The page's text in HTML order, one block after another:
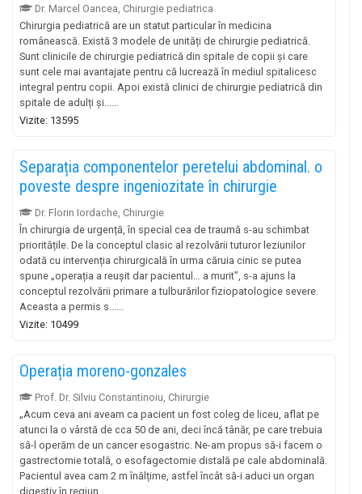
Dr. Marcel Oancea, Chirurgie pediatrica
Chirurgia pediatrică are un statut particular în medicina
românească. Există 3 modele de unități de chirurgie pediatrică.
Sunt clinicile de chirurgie pediatrică din spitale de copii și care
sunt cele mai avantajate pentru că lucrează în mediul spitalicesc
integral pentru copii. Apoi există clinici de chirurgie pediatrică din
spitale de adulți și......
Vizite: 13595
Separația componentelor peretelui abdominal. o
poveste despre ingeniozitate în chirurgie
Dr. Florin Iordache, Chirurgie
În chirurgia de urgență, în special cea de traumă s-au schimbat
prioritățile. De la conceptul clasic al rezolvării tuturor leziunilor
odată cu intervenția chirurgicală în urma căruia cinic se putea
spune „operația a reușit dar pacientul… a murit”, s-a ajuns la
conceptul rezolvării primare a tulburărilor fiziopatologice severe.
Aceasta a permis s......
Vizite: 10499
Operația moreno-gonzales
Prof. Dr. Silviu Constantinoiu, Chirurgie
„Acum ceva ani aveam ca pacient un fost coleg de liceu, aflat pe
atunci la o vârstă de cca 50 de ani, deci încă tânăr, pe care trebuia
să-l operăm de un cancer esogastric. Ne-am propus să-i facem o
gastrectomie totală, o esofagectomie distală pe cale abdominală.
Pacientul avea cam 2 m înălțime, astfel încât să-i aduci un organ
digestiv în regiun......